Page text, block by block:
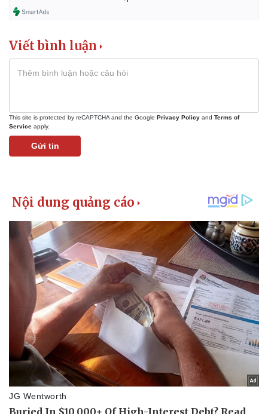
Viết bình luận
This site is protected by reCAPTCHA and the Google Privacy Policy and Terms of
Service apply.
Gửi tin